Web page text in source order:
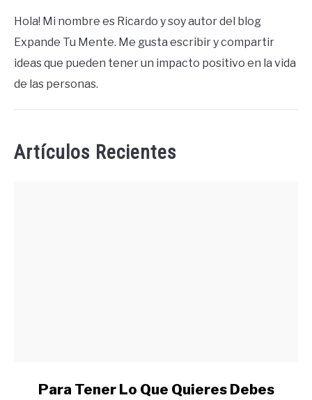
Hola! Mi nombre es Ricardo y soy autor del blog
Expande Tu Mente. Me gusta escribir y compartir
ideas que pueden tener un impacto positivo en la vida
de las personas.
Artículos Recientes
Para Tener Lo Que Quieres Debes